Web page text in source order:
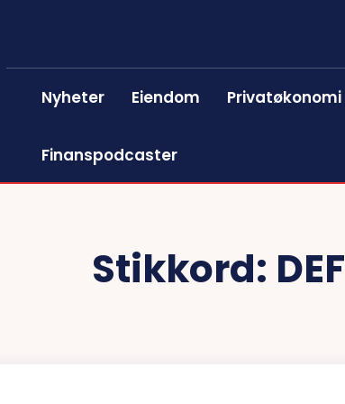
Nyheter Eiendom Privatøkonomi
Finanspodcaster
Stikkord: